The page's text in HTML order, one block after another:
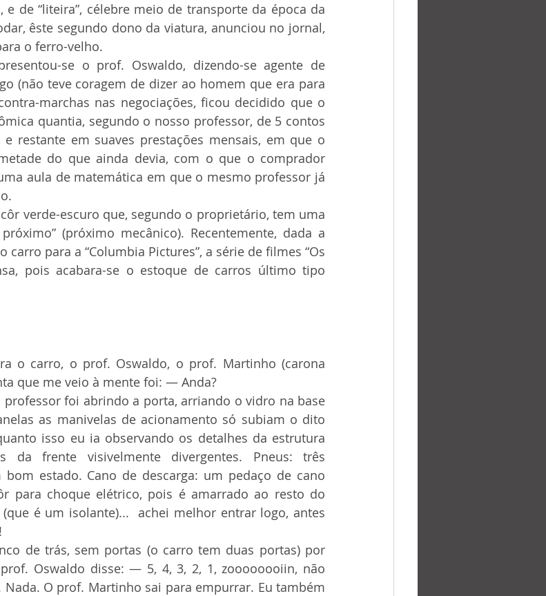
de “liteira”, célebre meio de transporte da época da
êste segundo dono da viatura, anunciou no jornal,
o ferro-velho.
(não teve coragem de dizer ao homem que era para
marchas nas negociações, ficou decidido que o
quantia, segundo o nosso professor, de 5 contos
restante em suaves prestações mensais, em que o
do que ainda devia, com o que o comprador
aula de matemática em que o mesmo professor já
(próximo mecânico). Recentemente, dada a
para a “Columbia Pictures”, a série de filmes “Os
pois acabara-se o estoque de carros último tipo
que me veio à mente foi: — Anda?
as manivelas de acionamento só subiam o dito
isso eu ia observando os detalhes da estrutura
da frente visivelmente divergentes. Pneus: três
estado. Cano de descarga: um pedaço de cano
para choque elétrico, pois é amarrado ao resto do
é um isolante)...  achei melhor entrar logo, antes
Oswaldo disse: — 5, 4, 3, 2, 1, zoooooooiin, não
O prof. Martinho sai para empurrar. Eu também